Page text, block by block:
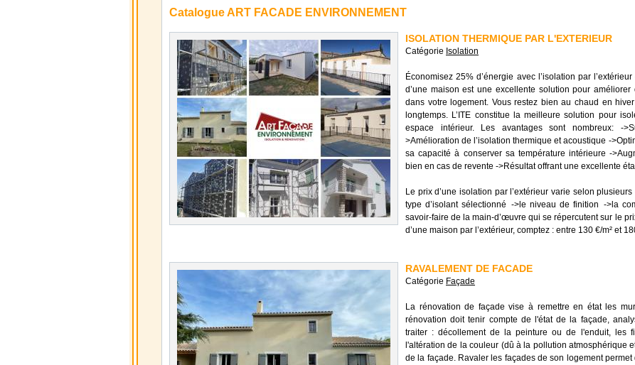
Catalogue ART FACADE ENVIRONNEMENT
ISOLATION THERMIQUE PAR L'EXTERIEUR
Catégorie Isolation
Économisez 25% d’énergie avec l’isolation par
d’une maison est une excellente solution pour
dans votre logement. Vous restez bien au chaud en
longtemps. L’ITE constitue la meilleure solution pour
espace intérieur. Les avantages sont nombreux: -
>Amélioration de l’isolation thermique et acoustique -
sa capacité à conserver sa température intérieure -
bien en cas de revente ->Résultat offrant une excellente
Le prix d’une isolation par l’extérieur varie selon
type d’isolant sélectionné ->le niveau de finition ->la
savoir-faire de la main-d’œuvre qui se répercutent sur le
d’une maison par l’extérieur, comptez : entre 130 €/m² et
RAVALEMENT DE FACADE
Catégorie Façade
La rénovation de façade vise à remettre en état les
rénovation doit tenir compte de l'état de la façade,
traiter : décollement de la peinture ou de l'enduit, les
l'altération de la couleur (dû à la pollution atmosphérique
de la façade. Ravaler les façades de son logement